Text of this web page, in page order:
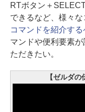
RTボタン＋
できるなど、様々
コマンドを紹介する
マンドや便利要素
ただきたい。
【ゼルダ